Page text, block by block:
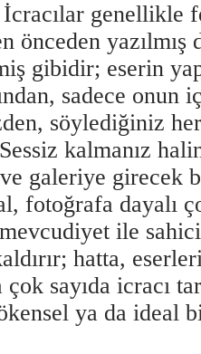
İcracılar genellikle
önceden
gibidir; eserin
sadece onun
söylediğiniz
kalmanız
galeriye girecek
fotoğrafa dayalı
mevcudiyet ile
hatta,
sayıda icracı
ya da ideal